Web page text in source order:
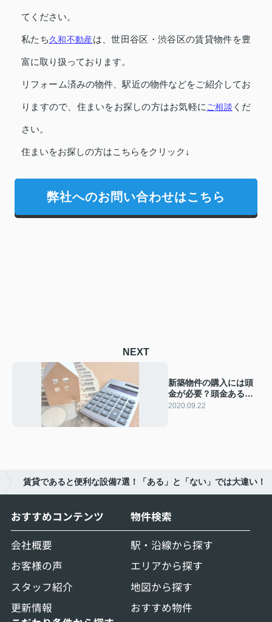
てください。
私たち久和不動産は、世田谷区・渋谷区の賃貸物件を豊
富に取り扱っております。
リフォーム済みの物件、駅近の物件などをご紹介してお
りますので、住まいをお探しの方はお気軽に ご相談 くだ
さい。
住まいをお探しの方はこちらをクリック↓
弊社へのお問い合わせはこちら
NEXT
新築物件の購入には頭
金が必要？頭金あるな
しの違いとは？
2020.09.22
賃貸であると便利な設備7選！「ある」と「ない」では大違い！
おすすめコンテンツ
会社概要
お客様の声
スタッフ紹介
更新情報
物件検索
駅・沿線から探す
エリアから探す
地図から探す
おすすめ物件